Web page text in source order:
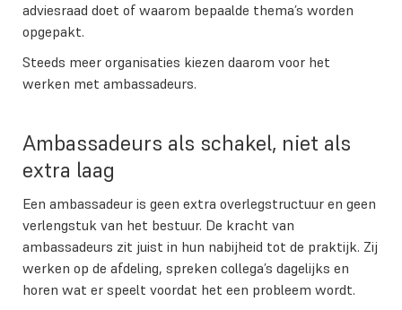
adviesraad doet of waarom bepaalde thema’s worden
opgepakt.
Steeds meer organisaties kiezen daarom voor het
werken met ambassadeurs.
Ambassadeurs als schakel, niet als
extra laag
Een ambassadeur is geen extra overlegstructuur en geen
verlengstuk van het bestuur. De kracht van
ambassadeurs zit juist in hun nabijheid tot de praktijk. Zij
werken op de afdeling, spreken collega’s dagelijks en
horen wat er speelt voordat het een probleem wordt.